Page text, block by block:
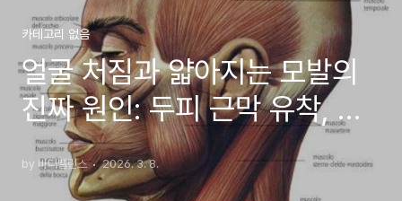
카테고리 없음
얼굴 처짐과 얇아지는 모발의
진짜 원인: 두피 근막 유착, 안
면 비대칭, 그리고 탈모의 생리
학
by 바디밸런스 2026. 3. 8.